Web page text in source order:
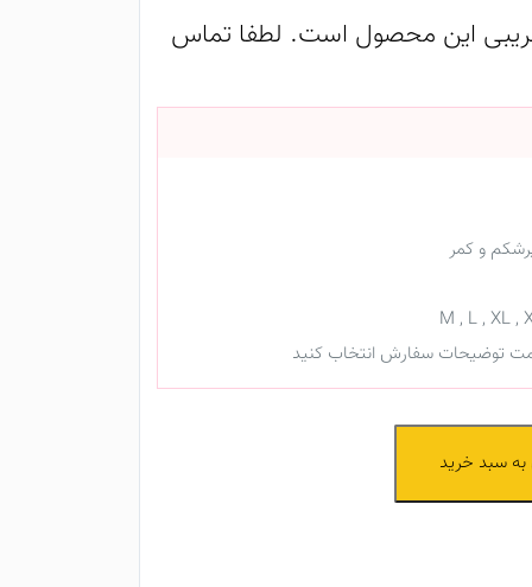
این محصول است. لطفا تماس
و کمر
توضیحات سفارش انتخاب کنید
به سبد خرید